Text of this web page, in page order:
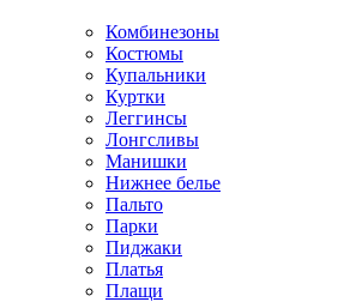
Комбинезоны
Костюмы
Купальники
Куртки
Леггинсы
Лонгсливы
Манишки
Нижнее белье
Пальто
Парки
Пиджаки
Платья
Плащи